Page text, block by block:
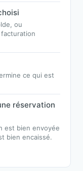
ou
ce qui est
réservation
est bien envoyée
bien encaissé.